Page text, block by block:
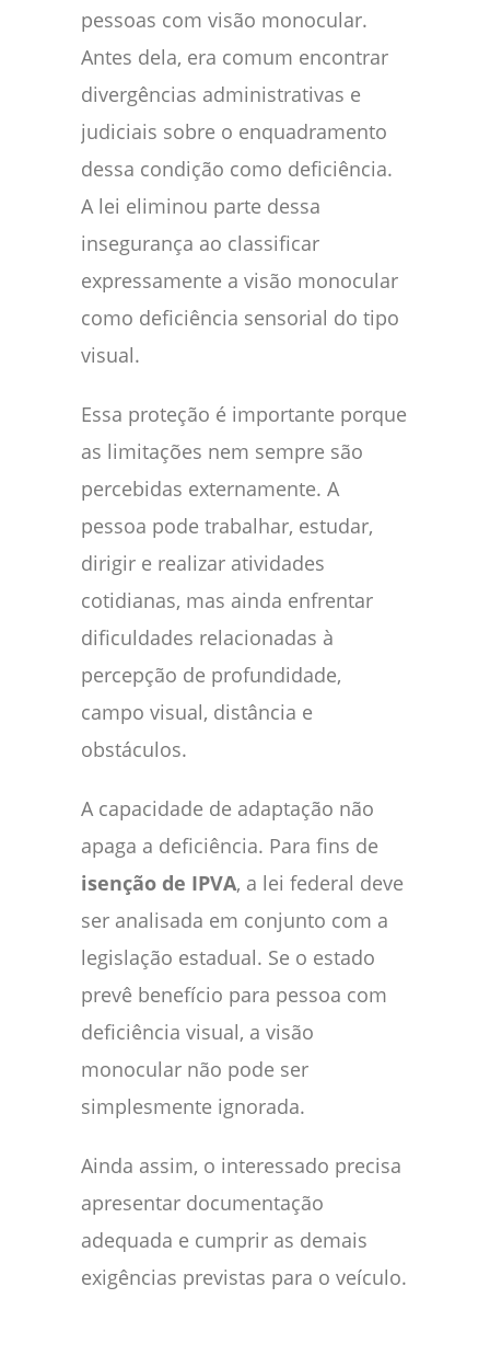
pessoas com visão monocular.
Antes dela, era comum encontrar
divergências administrativas e
judiciais sobre o enquadramento
dessa condição como deficiência.
A lei eliminou parte dessa
insegurança ao classificar
expressamente a visão monocular
como deficiência sensorial do tipo
visual.
Essa proteção é importante porque
as limitações nem sempre são
percebidas externamente. A
pessoa pode trabalhar, estudar,
dirigir e realizar atividades
cotidianas, mas ainda enfrentar
dificuldades relacionadas à
percepção de profundidade,
campo visual, distância e
obstáculos.
A capacidade de adaptação não
apaga a deficiência. Para fins de
isenção de IPVA, a lei federal deve
ser analisada em conjunto com a
legislação estadual. Se o estado
prevê benefício para pessoa com
deficiência visual, a visão
monocular não pode ser
simplesmente ignorada.
Ainda assim, o interessado precisa
apresentar documentação
adequada e cumprir as demais
exigências previstas para o veículo.